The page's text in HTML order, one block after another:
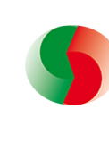
main
content